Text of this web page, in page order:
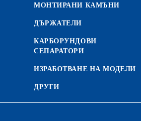
МОНТИРАНИ КАМЪНИ
ДЪРЖАТЕЛИ
КАРБОРУНДОВИ
СЕПАРАТОРИ
ИЗРАБОТВАНЕ НА МОДЕЛИ
ДРУГИ